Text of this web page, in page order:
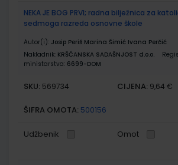
NEKA JE BOG PRVI; radna bilježnica za
sedmoga razreda osnovne škole
Autor(i): Josip Periš Marina Šimić Ivana Perčić
Nakladnik: KRŠĆANSKA SADAŠNJOST d.o.o.
ministarstva: 6699-DOM
SKU: 569734 CIJENA: 9,64 €
ŠIFRA OMOTA: 500156
Udžbenik Omot